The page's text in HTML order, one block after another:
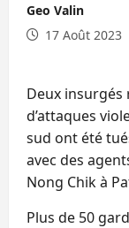
Geo Valin
17 Août 2023
Deux
d’attaques
sud ont été
avec des
Nong Chik à
Plus de 50